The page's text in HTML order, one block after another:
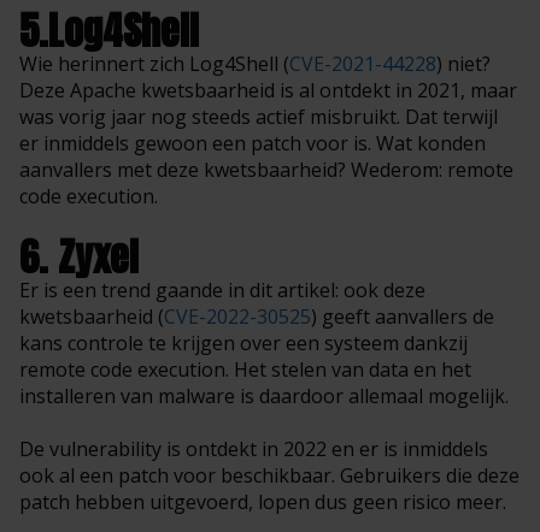
5.Log4Shell
Wie herinnert zich Log4Shell (CVE-2021-44228) niet?
Deze Apache kwetsbaarheid is al ontdekt in 2021, maar
was vorig jaar nog steeds actief misbruikt. Dat terwijl
er inmiddels gewoon een patch voor is. Wat konden
aanvallers met deze kwetsbaarheid? Wederom: remote
code execution.
6. Zyxel
Er is een trend gaande in dit artikel: ook deze
kwetsbaarheid (CVE-2022-30525) geeft aanvallers de
kans controle te krijgen over een systeem dankzij
remote code execution. Het stelen van data en het
installeren van malware is daardoor allemaal mogelijk.
De vulnerability is ontdekt in 2022 en er is inmiddels
ook al een patch voor beschikbaar. Gebruikers die deze
patch hebben uitgevoerd, lopen dus geen risico meer.